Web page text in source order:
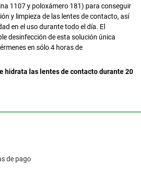
1107 y poloxámero 181) para conseguir
y limpieza de las lentes de contacto, así
en el uso durante todo el día. El
desinfección de esta solución única
en sólo 4 horas de
hidrata las lentes de contacto durante 20
de pago